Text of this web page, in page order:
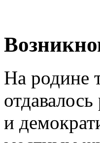
На родине
и